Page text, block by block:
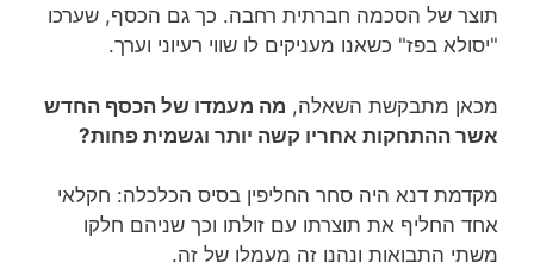
תוצר של הסכמה חברתית רחבה. כך גם הכסף, שערכו
"יסולא בפז" כשאנו מעניקים לו שווי רעיוני וערך.
מכאן מתבקשת השאלה, מה מעמדו של הכסף החדש
אשר ההתחקות אחריו קשה יותר וגשמית פחות?
מקדמת דנא היה סחר החליפין בסיס הכלכלה: חקלאי
אחד החליף את תוצרתו עם זולתו וכך שניהם חלקו
משתי התבואות ונהנו זה מעמלו של זה.